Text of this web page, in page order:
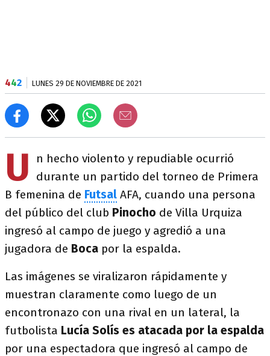
442 LUNES 29 DE NOVIEMBRE DE 2021
U
n hecho violento y repudiable ocurrió
durante un partido del torneo de Primera
B femenina de Futsal AFA, cuando una persona
del público del club Pinocho de Villa Urquiza
ingresó al campo de juego y agredió a una
jugadora de Boca por la espalda.
Las imágenes se viralizaron rápidamente y
muestran claramente como luego de un
encontronazo con una rival en un lateral, la
futbolista Lucía Solís es atacada por la espalda
por una espectadora que ingresó al campo de